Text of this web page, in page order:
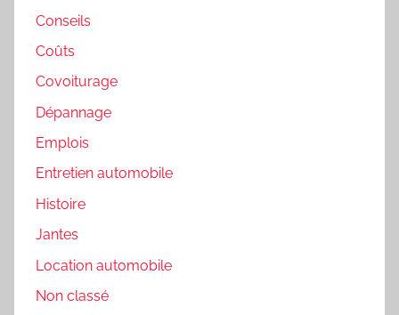
Conseils
Coûts
Covoiturage
Dépannage
Emplois
Entretien automobile
Histoire
Jantes
Location automobile
Non classé